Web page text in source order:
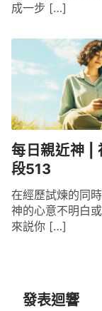
成一步 […]
每日親近神 |
段513
在經歷試煉的同
神的心意不明白
來説你 […]
發表迴響